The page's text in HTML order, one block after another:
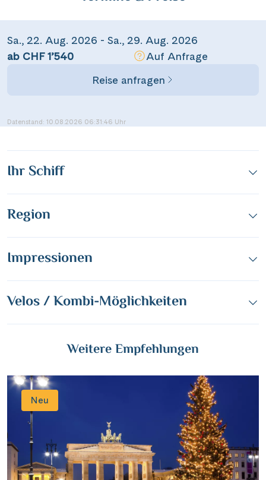
Facebook
WhatsApp
Link kopieren
Sa., 22. Aug. 2026 - Sa., 29. Aug. 2026
ab CHF 1’540
Auf Anfrage
Reise anfragen
Datenstand: 10.08.2026 06:31:46 Uhr
Ihr Schiff
Region
Impressionen
Velos / Kombi-Möglichkeiten
Weitere Empfehlungen
Neu
Dieser Inhalt wird von einem Drittanbieter gehostet. Durch das Zeigen der
externen Inhalte akzeptierst du dieNutzungsbedingungen